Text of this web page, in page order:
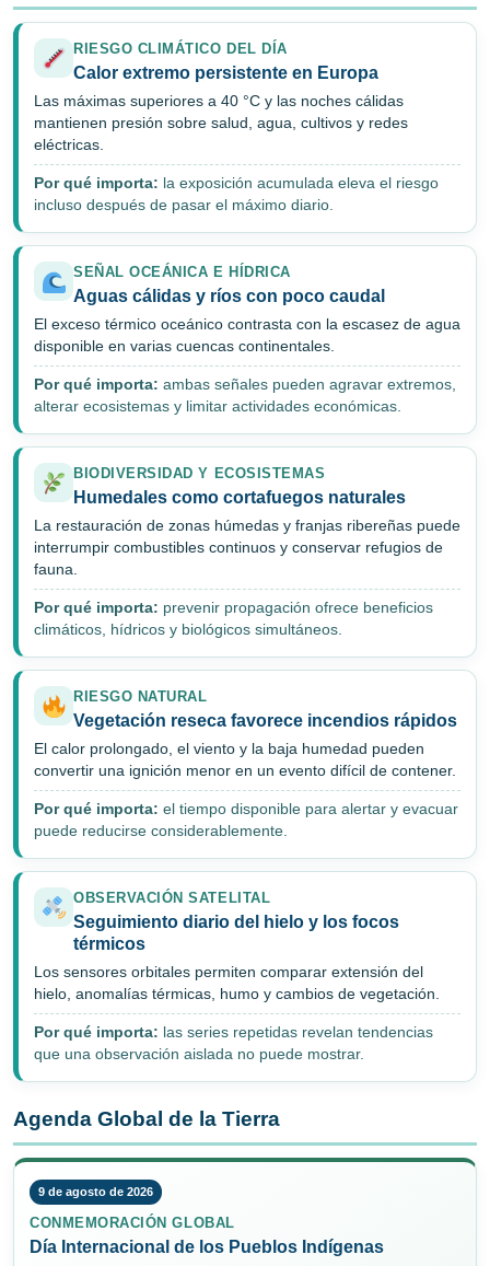
RIESGO CLIMÁTICO DEL DÍA
Calor extremo persistente en Europa
Las máximas superiores a 40 °C y las noches cálidas
mantienen presión sobre salud, agua, cultivos y redes
eléctricas.
Por qué importa: la exposición acumulada eleva el riesgo
incluso después de pasar el máximo diario.
SEÑAL OCEÁNICA E HÍDRICA
Aguas cálidas y ríos con poco caudal
El exceso térmico oceánico contrasta con la escasez de agua
disponible en varias cuencas continentales.
Por qué importa: ambas señales pueden agravar extremos,
alterar ecosistemas y limitar actividades económicas.
BIODIVERSIDAD Y ECOSISTEMAS
Humedales como cortafuegos naturales
La restauración de zonas húmedas y franjas ribereñas puede
interrumpir combustibles continuos y conservar refugios de
fauna.
Por qué importa: prevenir propagación ofrece beneficios
climáticos, hídricos y biológicos simultáneos.
RIESGO NATURAL
Vegetación reseca favorece incendios rápidos
El calor prolongado, el viento y la baja humedad pueden
convertir una ignición menor en un evento difícil de contener.
Por qué importa: el tiempo disponible para alertar y evacuar
puede reducirse considerablemente.
OBSERVACIÓN SATELITAL
Seguimiento diario del hielo y los focos
térmicos
Los sensores orbitales permiten comparar extensión del
hielo, anomalías térmicas, humo y cambios de vegetación.
Por qué importa: las series repetidas revelan tendencias
que una observación aislada no puede mostrar.
Agenda Global de la Tierra
9 de agosto de 2026
CONMEMORACIÓN GLOBAL
Día Internacional de los Pueblos Indígenas